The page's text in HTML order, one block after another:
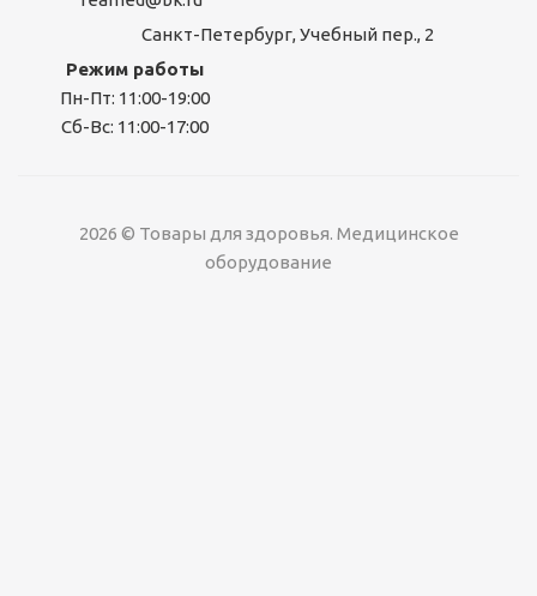
Санкт-Петербург, Учебный пер., 2
Режим работы
Пн-Пт: 11:00-19:00
Сб-Вс: 11:00-17:00
2026 © Товары для здоровья. Медицинское
оборудование